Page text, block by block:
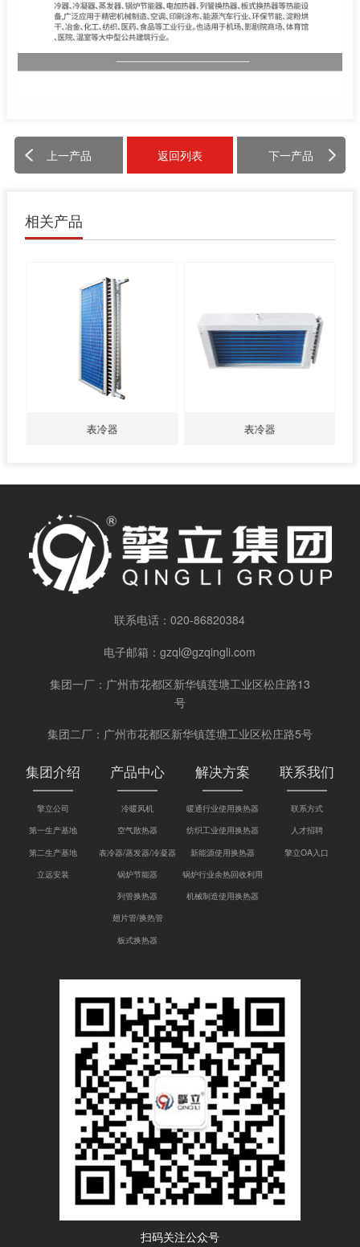
上一产品 返回列表 下一产品
相关产品
表冷器 表冷器
联系电话：020-86820384
电子邮箱：gzql@gzqingli.com
集团一厂：广州市花都区新华镇莲塘工业区松庄路13
号
集团二厂：广州市花都区新华镇莲塘工业区松庄路5号
集团介绍
擎立公司
第一生产基地
第二生产基地
立远安装
产品中心
冷暖风机
空气散热器
表冷器/蒸发器/冷凝器
锅炉节能器
列管换热器
翅片管/换热管
板式换热器
解决方案
暖通行业使用换热器
纺织工业使用换热器
新能源使用换热器
锅炉行业余热回收利用
机械制造使用换热器
联系我们
联系方式
人才招聘
擎立OA入口
扫码关注公众号